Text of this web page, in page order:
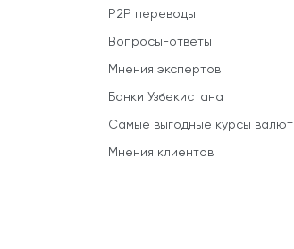
P2P переводы
Вопросы-ответы
Мнения экспертов
Банки Узбекистана
Самые выгодные курсы валют
Мнения клиентов